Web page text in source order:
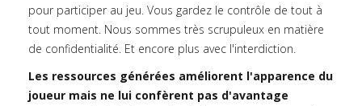
pour participer au jeu. Vous gardez le contrôle de tout à
tout moment. Nous sommes très scrupuleux en matière
de confidentialité. Et encore plus avec l'interdiction.
Les ressources générées améliorent l'apparence du
joueur mais ne lui confèrent pas d'avantage